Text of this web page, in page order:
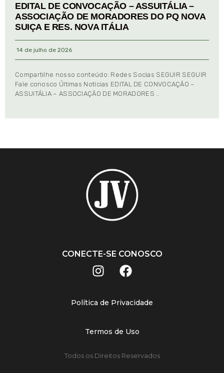
EDITAL DE CONVOCAÇÃO – ASSUITÁLIA –
ASSOCIAÇÃO DE MORADORES DO PQ NOVA
SUIÇA E RES. NOVA ITÁLIA
14 de julho de 2026
Compartilhe nosso conteúdo: Redes Socias SEGUIR SEGUIR
Fale conosco Últimas Notícias EDITAL DE CONVOCAÇÃO –
ASSUITÁLIA – ASSOCIAÇÃO DE MORADORES …
CONECTE-SE CONOSCO
Política de Privacidade
Termos de Uso
Todos os Direitos Reservados